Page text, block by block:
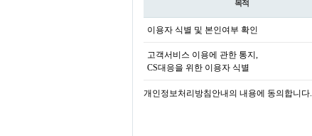
목적
이용자 식별 및 본인여부 확인
고객서비스 이용에 관한 통지,
CS대응을 위한 이용자 식별
개인정보처리방침안내의 내용에 동의합니다.